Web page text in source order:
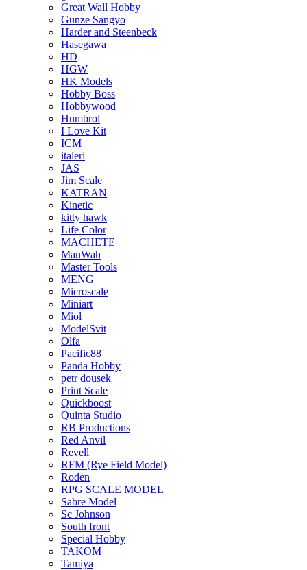
Great Wall Hobby
Gunze Sangyo
Harder and Steenbeck
Hasegawa
HD
HGW
HK Models
Hobby Boss
Hobbywood
Humbrol
I Love Kit
ICM
italeri
JAS
Jim Scale
KATRAN
Kinetic
kitty hawk
Life Color
MACHETE
ManWah
Master Tools
MENG
Microscale
Miniart
Miol
ModelSvit
Olfa
Pacific88
Panda Hobby
petr dousek
Print Scale
Quickboost
Quinta Studio
RB Productions
Red Anvil
Revell
RFM (Rye Field Model)
Roden
RPG SCALE MODEL
Sabre Model
Sc Johnson
South front
Special Hobby
TAKOM
Tamiya